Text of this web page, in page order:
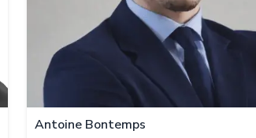
Antoine Bontemps